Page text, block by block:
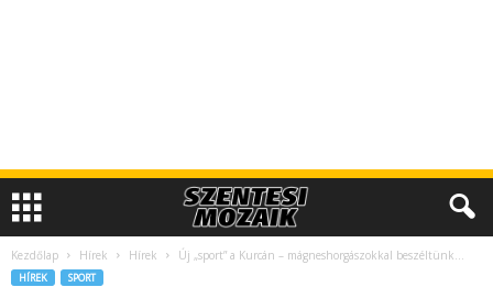
Kezdőlap Hírek Hírek Új „sport” a Kurcán – mágneshorgászokkal beszéltünk…
HÍREK SPORT